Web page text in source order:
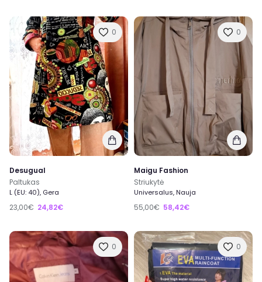
0
Desugual
Paltukas
L (EU: 40), Gera
23,00€ 24,82€
0
Maigu Fashion
Striukytė
Universalus, Nauja
55,00€ 58,42€
0 0